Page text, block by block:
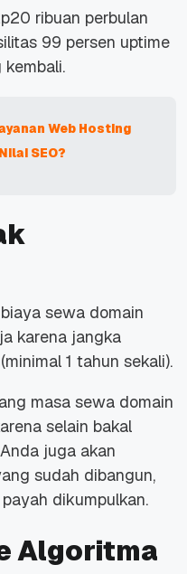
ribuan perbulan
99 persen uptime
Web Hosting
SEO?
sewa domain
karena jangka
1 tahun sekali).
masa sewa domain
selain bakal
juga akan
sudah dibangun,
dikumpulkan.
Algoritma